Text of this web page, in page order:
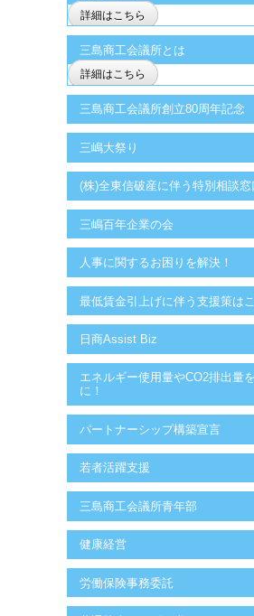
詳細はこちら
三島商工会議所とは
詳細はこちら
三島商工会議所創立80周年記念
三嶋大祭り
(株)全東信破産に伴う特別相談窓
三嶋百年企業の会
人事に関するお困りを解決！
最低賃金引上げに伴う支援策は
日商Assist Biz
エネルギー使用量やCO2排出量
に！
パートナーシップ構築宣言
若者活躍支援
三島商工会議所青年部
健康経営
労働保険事務委託